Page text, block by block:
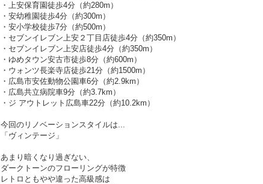
・上安保育園徒歩4分（約280m）
・安幼稚園徒歩4分（約300m）
・安小学校徒歩7分（約500m）
・セブンイレブン上安２丁目店徒歩4分（約350m）
・セブンイレブン上安店徒歩4分（約350m）
・ゆめタウン安古市徒歩8分（約600m）
・ウォンツ長楽寺店徒歩21分（約1500m）
・広島市安佐動物公園車6分（約2.9km）
・広島共立病院車9分（約3.7km）
・ジ アウトレット広島車22分（約10.2km）
今回のリノベーションスタイルは...
「ヴィンテージ」
あまり暗くなり過ぎない、
ダークトーンのフローリングが特徴
レトロともやや違った高級感は